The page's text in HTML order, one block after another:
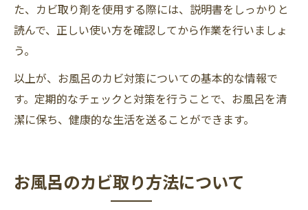
た、カビ取り剤を使用する際には、説明書をしっかりと
読んで、正しい使い方を確認してから作業を行いましょ
う。
以上が、お風呂のカビ対策についての基本的な情報で
す。定期的なチェックと対策を行うことで、お風呂を清
潔に保ち、健康的な生活を送ることができます。
お風呂のカビ取り方法について